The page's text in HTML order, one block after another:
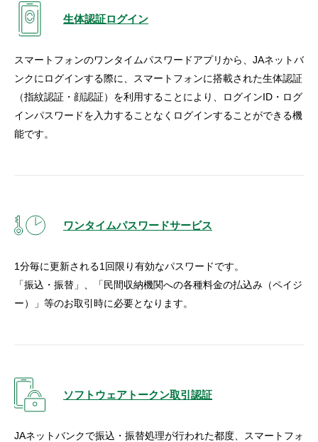
生体認証ログイン
スマートフォンのワンタイムパスワードアプリから、JAネットバ
ンクにログインする際に、スマートフォンに搭載された生体認証
（指紋認証・顔認証）を利用することにより、ログインID・ログ
インパスワードを入力することなくログインすることができる機
能です。
ワンタイムパスワードサービス
1分毎に更新される1回限り有効なパスワードです。
「振込・振替」、「民間収納機関への各種料金の払込み（ペイジ
ー）」等のお取引時に必要となります。
ソフトウェアトークン取引認証
JAネットバンクで振込・振替処理が行われた都度、スマートフォ